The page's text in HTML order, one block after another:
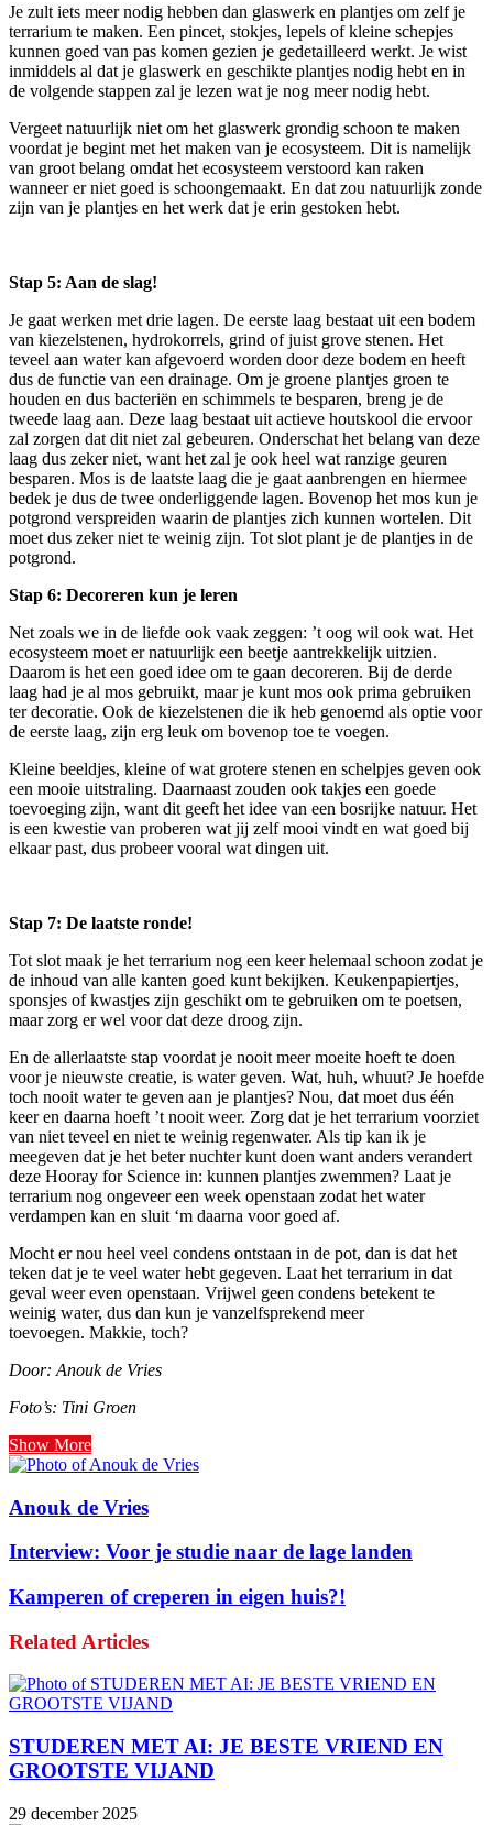
Je zult iets meer nodig hebben dan glaswerk en plantjes om zelf je
terrarium te maken. Een pincet, stokjes, lepels of kleine schepjes
kunnen goed van pas komen gezien je gedetailleerd werkt. Je wist
inmiddels al dat je glaswerk en geschikte plantjes nodig hebt en in
de volgende stappen zal je lezen wat je nog meer nodig hebt.
Vergeet natuurlijk niet om het glaswerk grondig schoon te maken
voordat je begint met het maken van je ecosysteem. Dit is namelijk
van groot belang omdat het ecosysteem verstoord kan raken
wanneer er niet goed is schoongemaakt. En dat zou natuurlijk zonde
zijn van je plantjes en het werk dat je erin gestoken hebt.
Stap 5: Aan de slag!
Je gaat werken met drie lagen. De eerste laag bestaat uit een bodem
van kiezelstenen, hydrokorrels, grind of juist grove stenen. Het
teveel aan water kan afgevoerd worden door deze bodem en heeft
dus de functie van een drainage. Om je groene plantjes groen te
houden en dus bacteriën en schimmels te besparen, breng je de
tweede laag aan. Deze laag bestaat uit actieve houtskool die ervoor
zal zorgen dat dit niet zal gebeuren. Onderschat het belang van deze
laag dus zeker niet, want het zal je ook heel wat ranzige geuren
besparen. Mos is de laatste laag die je gaat aanbrengen en hiermee
bedek je dus de twee onderliggende lagen. Bovenop het mos kun je
potgrond verspreiden waarin de plantjes zich kunnen wortelen. Dit
moet dus zeker niet te weinig zijn. Tot slot plant je de plantjes in de
potgrond.
Stap 6: Decoreren kun je leren
Net zoals we in de liefde ook vaak zeggen: ’t oog wil ook wat. Het
ecosysteem moet er natuurlijk een beetje aantrekkelijk uitzien.
Daarom is het een goed idee om te gaan decoreren. Bij de derde
laag had je al mos gebruikt, maar je kunt mos ook prima gebruiken
ter decoratie. Ook de kiezelstenen die ik heb genoemd als optie voor
de eerste laag, zijn erg leuk om bovenop toe te voegen.
Kleine beeldjes, kleine of wat grotere stenen en schelpjes geven ook
een mooie uitstraling. Daarnaast zouden ook takjes een goede
toevoeging zijn, want dit geeft het idee van een bosrijke natuur. Het
is een kwestie van proberen wat jij zelf mooi vindt en wat goed bij
elkaar past, dus probeer vooral wat dingen uit.
Stap 7: De laatste ronde!
Tot slot maak je het terrarium nog een keer helemaal schoon zodat je
de inhoud van alle kanten goed kunt bekijken. Keukenpapiertjes,
sponsjes of kwastjes zijn geschikt om te gebruiken om te poetsen,
maar zorg er wel voor dat deze droog zijn.
En de allerlaatste stap voordat je nooit meer moeite hoeft te doen
voor je nieuwste creatie, is water geven. Wat, huh, whuut? Je hoefde
toch nooit water te geven aan je plantjes? Nou, dat moet dus één
keer en daarna hoeft ’t nooit weer. Zorg dat je het terrarium voorziet
van niet teveel en niet te weinig regenwater. Als tip kan ik je
meegeven dat je het beter nuchter kunt doen want anders verandert
deze Hooray for Science in: kunnen plantjes zwemmen? Laat je
terrarium nog ongeveer een week openstaan zodat het water
verdampen kan en sluit ‘m daarna voor goed af.
Mocht er nou heel veel condens ontstaan in de pot, dan is dat het
teken dat je te veel water hebt gegeven. Laat het terrarium in dat
geval weer even openstaan. Vrijwel geen condens betekent te
weinig water, dus dan kun je vanzelfsprekend meer
toevoegen. Makkie, toch?
Door: Anouk de Vries
Foto’s: Tini Groen
Show More
Anouk de Vries
Interview: Voor je studie naar de lage landen
Kamperen of creperen in eigen huis?!
Related Articles
STUDEREN MET AI: JE BESTE VRIEND EN
GROOTSTE VIJAND
29 december 2025